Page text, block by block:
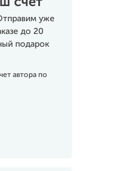
уже
до 20
подарок
автора по